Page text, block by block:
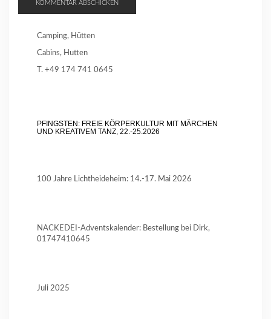
Camping, Hütten
Cabins, Hutten
T. +49 174 741 0645
PFINGSTEN: FREIE KÖRPERKULTUR MIT MÄRCHEN
UND KREATIVEM TANZ, 22.-25.2026
100 Jahre Lichtheideheim: 14.-17. Mai 2026
NACKEDEI-Adventskalender: Bestellung bei Dirk,
01747410645
Juli 2025